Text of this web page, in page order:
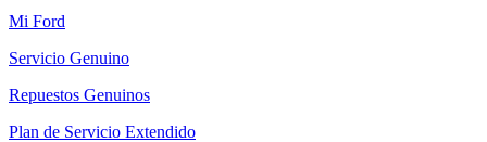
Mi Ford
Servicio Genuino
Repuestos Genuinos
Plan de Servicio Extendido